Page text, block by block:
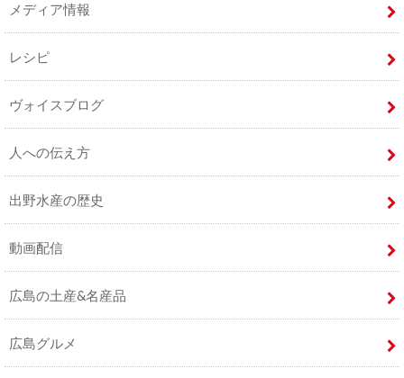
メディア情報
レシピ
ヴォイスブログ
人への伝え方
出野水産の歴史
動画配信
広島の土産&名産品
広島グルメ